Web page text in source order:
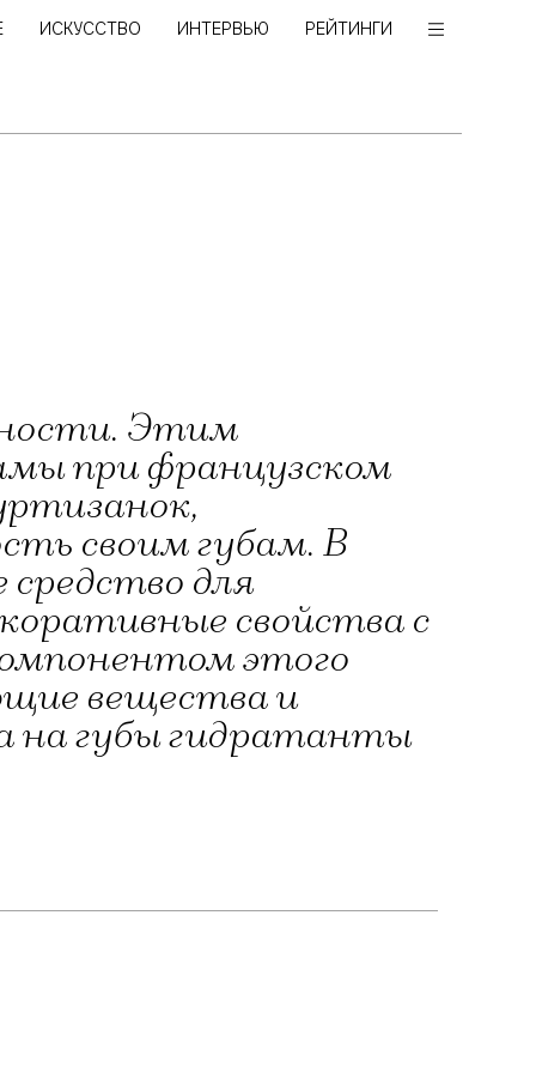
ИСКУССТВО ИНТЕРВЬЮ РЕЙТИНГИ
Этим
при французском
своим губам. В
средство для
свойства с
этого
вещества и
на губы гидратанты